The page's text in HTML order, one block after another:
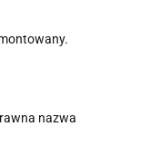
nazwa